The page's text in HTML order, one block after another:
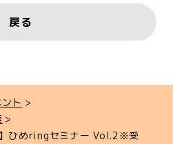
戻る
ト
ひめringセミナー Vol.2※受